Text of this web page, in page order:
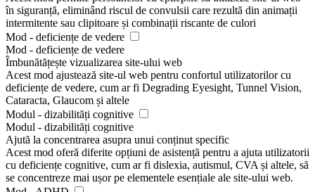
în siguranță, eliminând riscul de convulsii care rezultă din animații
intermitente sau clipitoare și combinații riscante de culori
Mod - deficiențe de vedere
Mod - deficiențe de vedere
Îmbunătățește vizualizarea site-ului web
Acest mod ajustează site-ul web pentru confortul utilizatorilor cu
deficiențe de vedere, cum ar fi Degrading Eyesight, Tunnel Vision,
Cataracta, Glaucom și altele
Modul - dizabilități cognitive
Modul - dizabilități cognitive
Ajută la concentrarea asupra unui conținut specific
Acest mod oferă diferite opțiuni de asistență pentru a ajuta utilizatorii
cu deficiențe cognitive, cum ar fi dislexia, autismul, CVA și altele, să
se concentreze mai ușor pe elementele esențiale ale site-ului web.